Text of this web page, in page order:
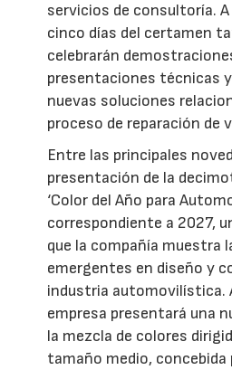
servicios de consultoría.
cinco días del certamen
celebrarán
presentaciones técnicas
nuevas soluciones
proceso de reparación de
Entre las principales
presentación de la
‘Color del Año para
correspondiente a 2027,
que la compañía muestra
emergentes en diseño y
industria automovilística.
empresa presentará una
la mezcla de colores
tamaño medio, concebida